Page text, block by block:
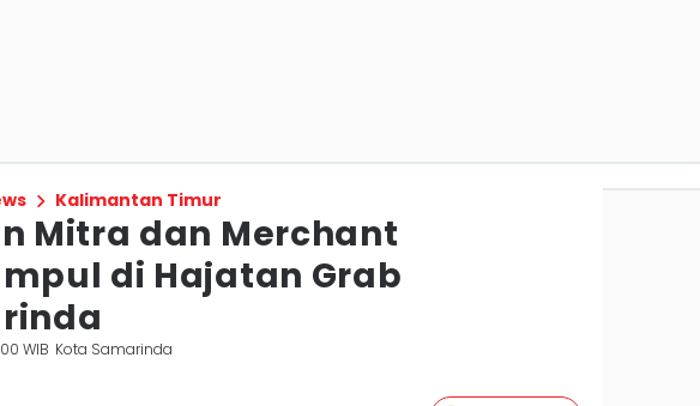
Kalimantan Timur
Mitra dan Merchant
di Hajatan Grab
WIB Kota Samarinda